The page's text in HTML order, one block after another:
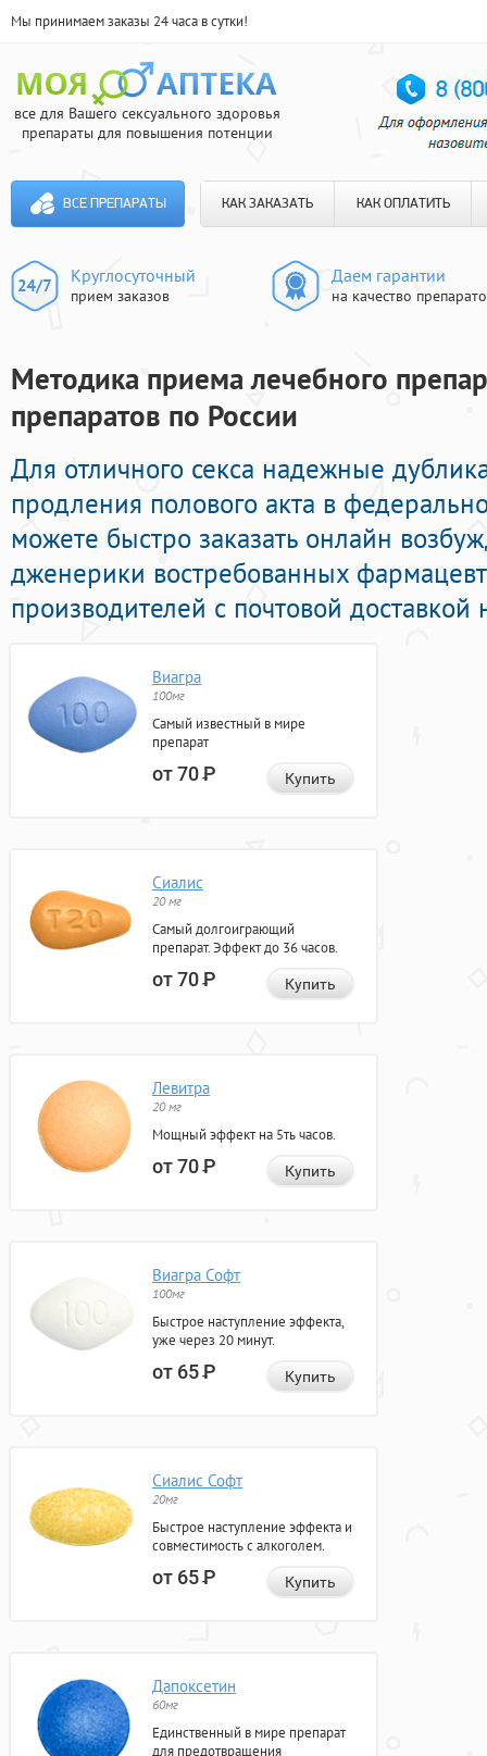
Мы принимаем заказы 24 часа в сутки!
все для Вашего сексуального здоровья
препараты для повышения потенции
ВСЕ ПРЕПАРАТЫ КАК ЗАКАЗАТЬ КАК ОПЛАТИТЬ
Круглосуточный
прием заказов
Даем гарантии
на качество
Методика приема лечебного
препаратов по России
Для отличного секса надежные
продления полового акта в
можете быстро заказать онлайн
дженерики востребованных
производителей с почтовой
Виагра
100мг
Самый известный в мире
препарат
от 70Р Купить
Сиалис
20 мг
Самый долгоиграющий
препарат. Эффект до 36 часов.
от 70Р Купить
Левитра
20 мг
Мощный эффект на 5ть часов.
от 70Р Купить
Виагра Софт
100мг
Быстрое наступление эффекта,
уже через 20 минут.
от 65Р Купить
Сиалис Софт
20мг
Быстрое наступление эффекта и
совместимость с алкоголем.
от 65Р Купить
Дапоксетин
60мг
Единственный в мире препарат
для предотвращения